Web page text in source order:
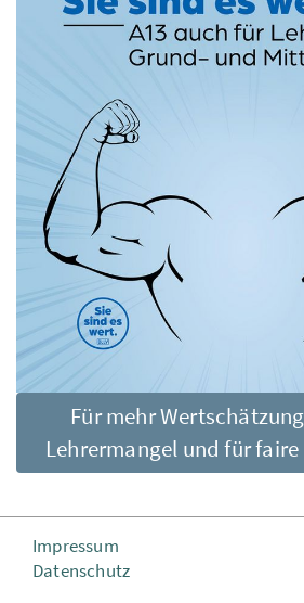
Für mehr
Lehrermangel und für
Impressum
Datenschutz